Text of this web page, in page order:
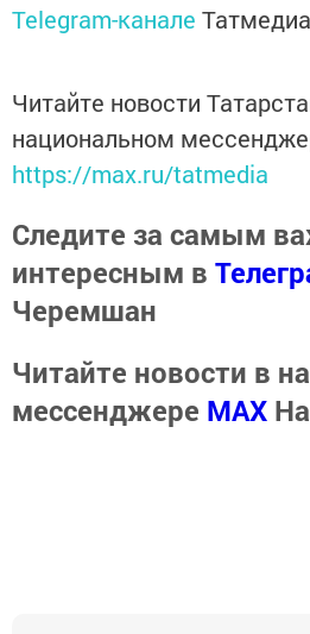
Telegram-канале Татмедиа
Читайте новости
национальном
https://max.ru/tatmedia
Следите за самым
интересным в
Черемшан
Читайте новости в
мессенджере MАХ